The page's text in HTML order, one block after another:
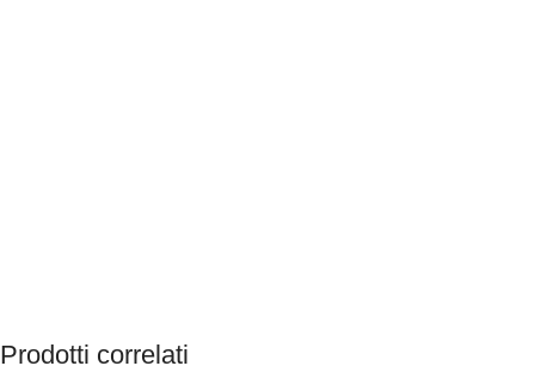
Prodotti correlati